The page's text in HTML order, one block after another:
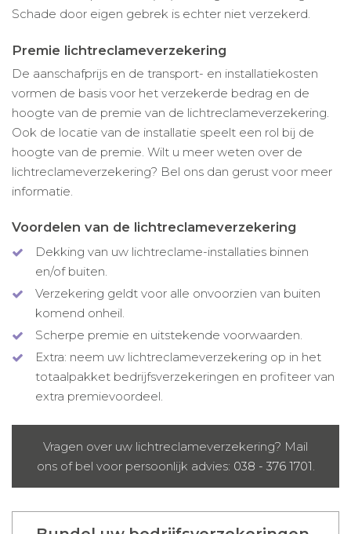
Schade door eigen gebrek is echter niet verzekerd.
Premie lichtreclameverzekering
De aanschafprijs en de transport- en installatiekosten
vormen de basis voor het verzekerde bedrag en de
hoogte van de premie van de lichtreclameverzekering.
Ook de locatie van de installatie speelt een rol bij de
hoogte van de premie. Wilt u meer weten over de
lichtreclameverzekering? Bel ons dan gerust voor meer
informatie.
Voordelen van de lichtreclameverzekering
Dekking van uw lichtreclame-installaties binnen
en/of buiten.
Verzekering geldt voor alle onvoorzien van buiten
komend onheil.
Scherpe premie en uitstekende voorwaarden.
Extra: neem uw lichtreclameverzekering op in het
totaalpakket bedrijfsverzekeringen en profiteer van
extra premievoordeel.
Vragen over uw lichtreclameverzekering? Mail
ons of bel voor persoonlijk advies: 038 - 376 1701.